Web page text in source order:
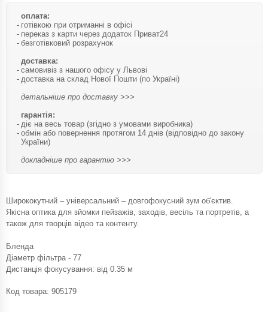
оплата:
готівкою при отриманні в офісі
переказ з карти через додаток Приват24
безготівковий розрахунок
доставка:
самовивіз з нашого офісу у Львові
доставка на склад Нової Пошти (по Україні)
детальніше про доставку >>>
гарантія:
діє на весь товар (згідно з умовами виробника)
обмін або повернення протягом 14 днів (відповідно до закону
України)
докладніше про гарантію >>>
Ширококутний – універсальний – довгофокусний зум об'єктив.
Якісна оптика для зйомки пейзажів, заходів, весіль та портретів, а
також для творців відео та контенту.
Бленда
Діаметр фільтра - 77
Дистанція фокусування: від 0.35 м
Код товара: 905179